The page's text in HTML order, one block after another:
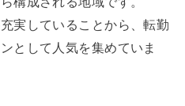
実していることから、転勤
として人気を集めていま